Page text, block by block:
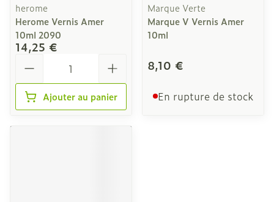
herome
Herome Vernis Amer
10ml 2090
14,25 €
Ajouter au panier
Marque Verte
Marque V Vernis Amer
10ml
8,10 €
En rupture de stock